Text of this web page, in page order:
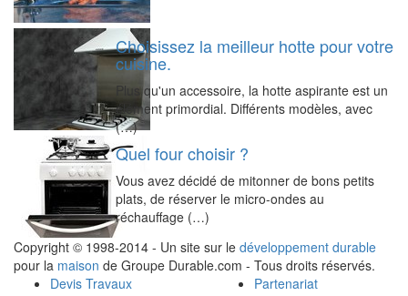
Choisissez la meilleur hotte pour votre
cuisine.
Plus qu'un accessoire, la hotte aspirante est un
élément primordial. Différents modèles, avec
(…)
Quel four choisir ?
Vous avez décidé de mitonner de bons petits
plats, de réserver le micro-ondes au
réchauffage (…)
Copyright © 1998-2014 - Un site sur le développement durable
pour la maison de Groupe Durable.com - Tous droits réservés.
Devis Travaux
Partenariat